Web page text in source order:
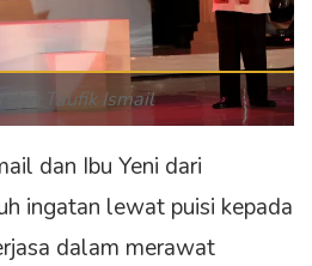
dan Taufik Ismail
dan Ibu Yeni dari
ingatan lewat puisi kepada
dalam merawat